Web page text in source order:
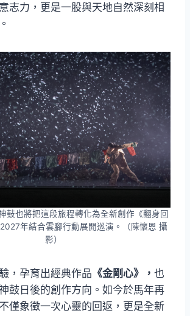
志力，更是一股與天地自然深刻相
鼓也將把這段旅程轉化為全新創作《翻身回
年結合雲腳行動展開巡演。（陳懷恩 攝
影）
，孕育出經典作品 《金剛心》， 也
鼓日後的創作方向。如今於馬年再
僅象徵一次心靈的回返，更是全新